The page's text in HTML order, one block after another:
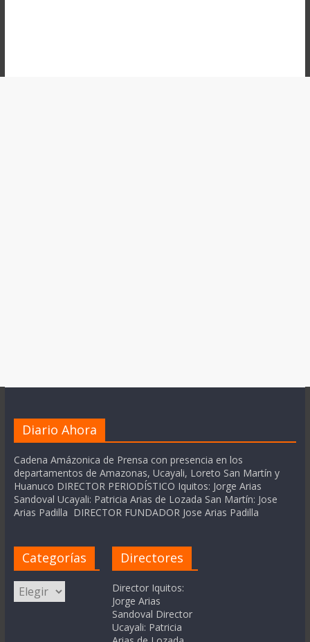
Diario Ahora
Cadena Amázonica de Prensa con presencia en los
departamentos de Amazonas, Ucayali, Loreto San Martín y
Huanuco DIRECTOR PERIODÍSTICO Iquitos: Jorge Arias
Sandoval Ucayali: Patricia Arias de Lozada San Martín: Jose
Arias Padilla DIRECTOR FUNDADOR Jose Arias Padilla
Categorías
Categorías
Directores
Director Iquitos:
Jorge Arias
Sandoval Director
Ucayali: Patricia